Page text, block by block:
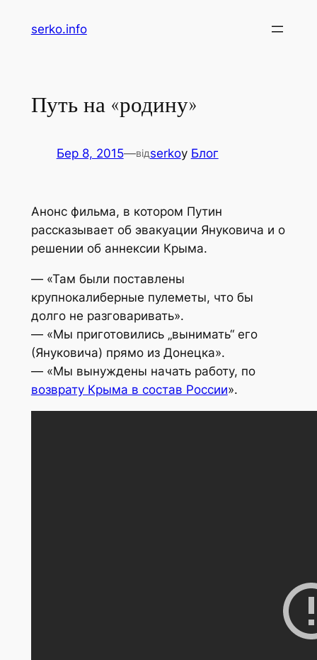
serko.info
Путь на «родину»
Бер 8, 2015—відserkoу Блог
Анонс фильма, в котором Путин
рассказывает об эвакуации Януковича и о
решении об аннексии Крыма.
— «Там были поставлены
крупнокалиберные пулеметы, что бы
долго не разговаривать».
— «Мы приготовились „вынимать“ его
(Януковича) прямо из Донецка».
— «Мы вынуждены начать работу, по
возврату Крыма в состав России».